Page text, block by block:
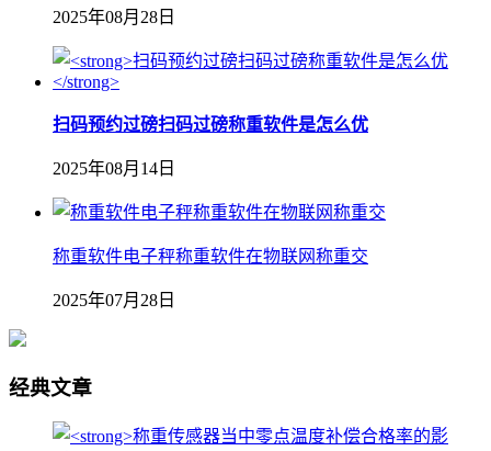
2025年08月28日
扫码预约过磅扫码过磅称重软件是怎么优
2025年08月14日
称重软件电子秤称重软件在物联网称重交
2025年07月28日
经典文章